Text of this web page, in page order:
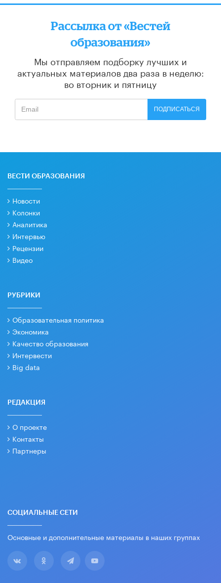
Рассылка от «Вестей
образования»
Мы отправляем подборку лучших и
актуальных материалов два раза в неделю:
во вторник и пятницу
ПОДПИСАТЬСЯ
ВЕСТИ ОБРАЗОВАНИЯ
Новости
Колонки
Аналитика
Интервью
Рецензии
Видео
РУБРИКИ
Образовательная политика
Экономика
Качество образования
Интервести
Big data
РЕДАКЦИЯ
О проекте
Контакты
Партнеры
СОЦИАЛЬНЫЕ СЕТИ
Основные и дополнительные материалы в наших группах